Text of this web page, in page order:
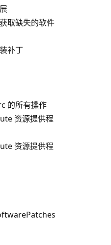
取缺失的软件
补丁
的所有操作
资源提供程
资源提供程